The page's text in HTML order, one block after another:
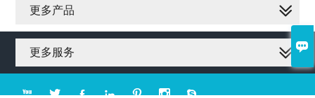

更多产品
更多服务
      